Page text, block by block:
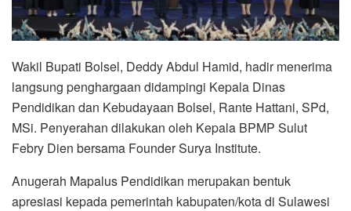
Wakil Bupati Bolsel, Deddy Abdul Hamid, hadir menerima
langsung penghargaan didampingi Kepala Dinas
Pendidikan dan Kebudayaan Bolsel, Rante Hattani, SPd,
MSi. Penyerahan dilakukan oleh Kepala BPMP Sulut
Febry Dien bersama Founder Surya Institute.
Anugerah Mapalus Pendidikan merupakan bentuk
apresiasi kepada pemerintah kabupaten/kota di Sulawesi